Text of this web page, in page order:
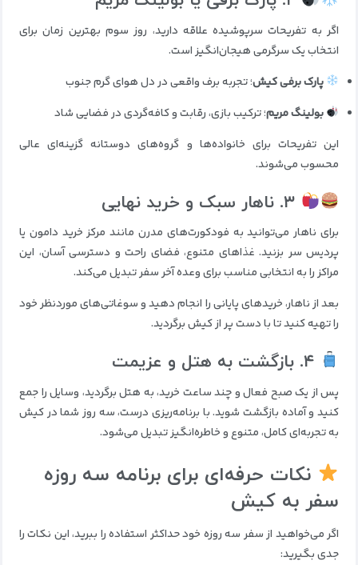
اگر به تفریحات سرپوشیده علاقه دارید، روز سوم بهترین زمان برای
انتخاب یک سرگرمی هیجان‌انگیز است.
پارک برفی کیش؛ تجربه برف واقعی در دل هوای گرم جنوب
بولینگ مریم؛ ترکیب بازی، رقابت و کافه‌گردی در فضایی شاد
این تفریحات برای خانواده‌ها و گروه‌های دوستانه گزینه‌ای عالی
محسوب می‌شوند.
برای ناهار می‌توانید به فودکورت‌های مدرن مانند مرکز خرید دامون یا
پردیس سر بزنید. غذاهای متنوع، فضای راحت و دسترسی آسان، این
مراکز را به انتخابی مناسب برای وعده آخر سفر تبدیل می‌کند.
بعد از ناهار، خریدهای پایانی را انجام دهید و سوغاتی‌های موردنظر خود
را تهیه کنید تا با دست پر از کیش برگردید.
پس از یک صبح فعال و چند ساعت خرید، به هتل برگردید، وسایل را جمع
کنید و آماده بازگشت شوید. با برنامه‌ریزی درست، سه روز شما در کیش
به تجربه‌ای کامل، متنوع و خاطره‌انگیز تبدیل می‌شود.
نکات حرفه‌ای برای برنامه سه روزه
سفر به کیش
اگر می‌خواهید از سفر سه روزه خود حداکثر استفاده را ببرید، این نکات را
جدی بگیرید: